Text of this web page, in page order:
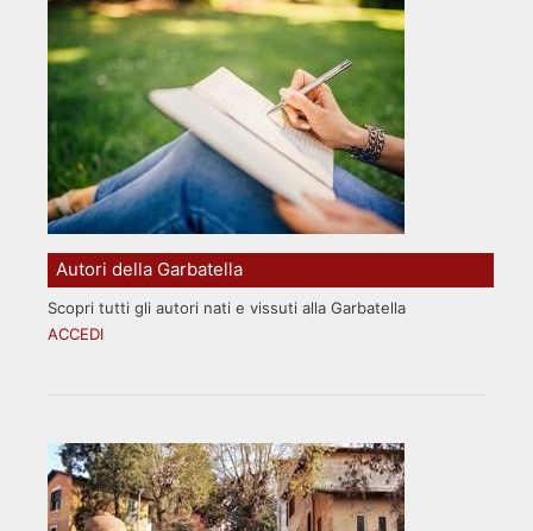
Autori della Garbatella
Scopri tutti gli autori nati e vissuti alla Garbatella
ACCEDI